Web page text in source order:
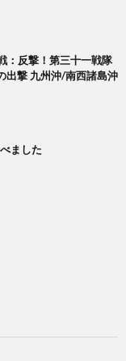
：反撃！第三十一戦隊
出撃 九州沖/南西諸島沖
ました